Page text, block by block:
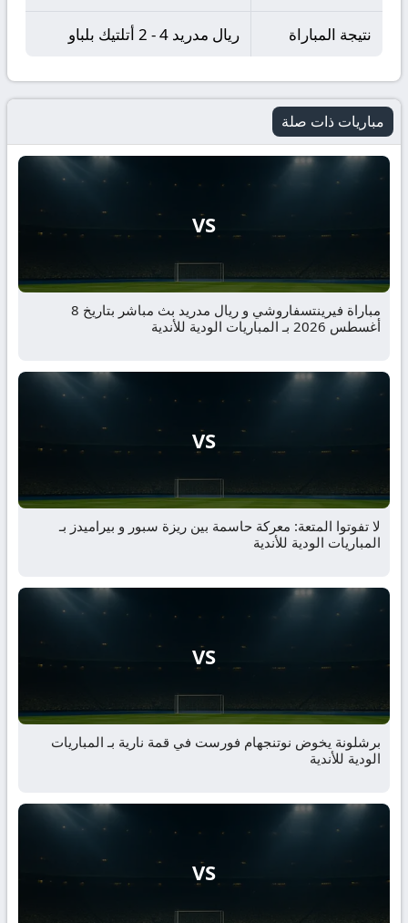
نتيجة المباراة ريال مدريد 4 - 2 أتلتيك بلباو
مباريات ذات صلة
VS
مباراة فيرينتسفاروشي و ريال مدريد بث مباشر بتاريخ 8
أغسطس 2026 بـ المباريات الودية للأندية
VS
لا تفوتوا المتعة: معركة حاسمة بين ريزة سبور و بيراميدز بـ
المباريات الودية للأندية
VS
برشلونة يخوض نوتنجهام فورست في قمة نارية بـ المباريات
الودية للأندية
VS